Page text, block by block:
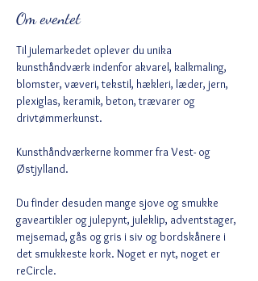
Om eventet
Til julemarkedet oplever du unika
kunsthåndværk indenfor akvarel, kalkmaling,
blomster, væveri, tekstil, hækleri, læder, jern,
plexiglas, keramik, beton, trævarer og
drivtømmerkunst.
Kunsthåndværkerne kommer fra Vest- og
Østjylland.
Du finder desuden mange sjove og smukke
gaveartikler og julepynt, juleklip, adventstager,
mejsemad, gås og gris i siv og bordskånere i
det smukkeste kork. Noget er nyt, noget er
reCircle.